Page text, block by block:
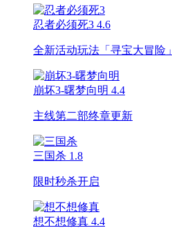
忍者必须死3 4.6
全新活动玩法「寻宝大冒险」
崩坏3-曙梦向明 4.4
主线第二部终章更新
三国杀 1.8
限时秒杀开启
想不想修真 4.4